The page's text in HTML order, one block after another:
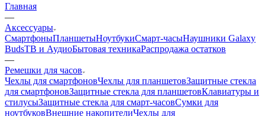
Главная
—
Аксессуары
СмартфоныПланшетыНоутбукиСмарт-часыНаушники Galaxy
BudsТВ и АудиоБытовая техникаРаспродажа остатков
—
Ремешки для часов
Чехлы для смартфоновЧехлы для планшетовЗащитные стекла
для смартфоновЗащитные стекла для планшетовКлавиатуры и
стилусыЗащитные стекла для смарт-часовСумки для
ноутбуковВнешние накопителиЧехлы для